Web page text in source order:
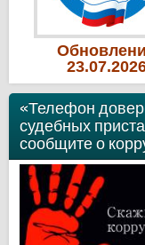
23.07
«Телефон
судебных
сообщите о